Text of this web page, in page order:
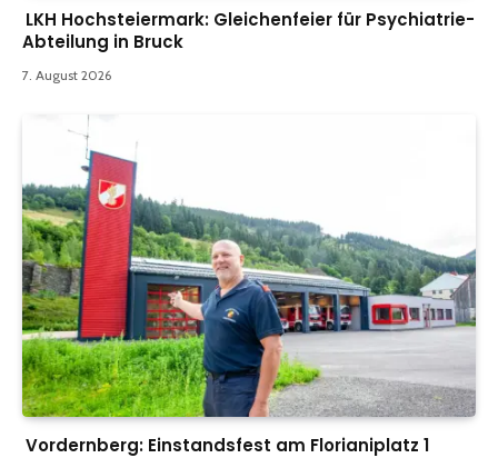
LKH Hochsteiermark: Gleichenfeier für Psychiatrie-
Abteilung in Bruck
7. August 2026
Vordernberg: Einstandsfest am Florianiplatz 1